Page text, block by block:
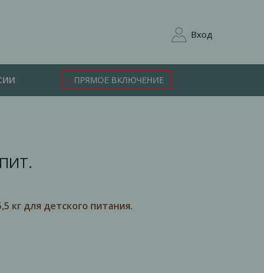
Вход
ПРЯМОЕ ВКЛЮЧЕНИЕ
кг для детского питания.